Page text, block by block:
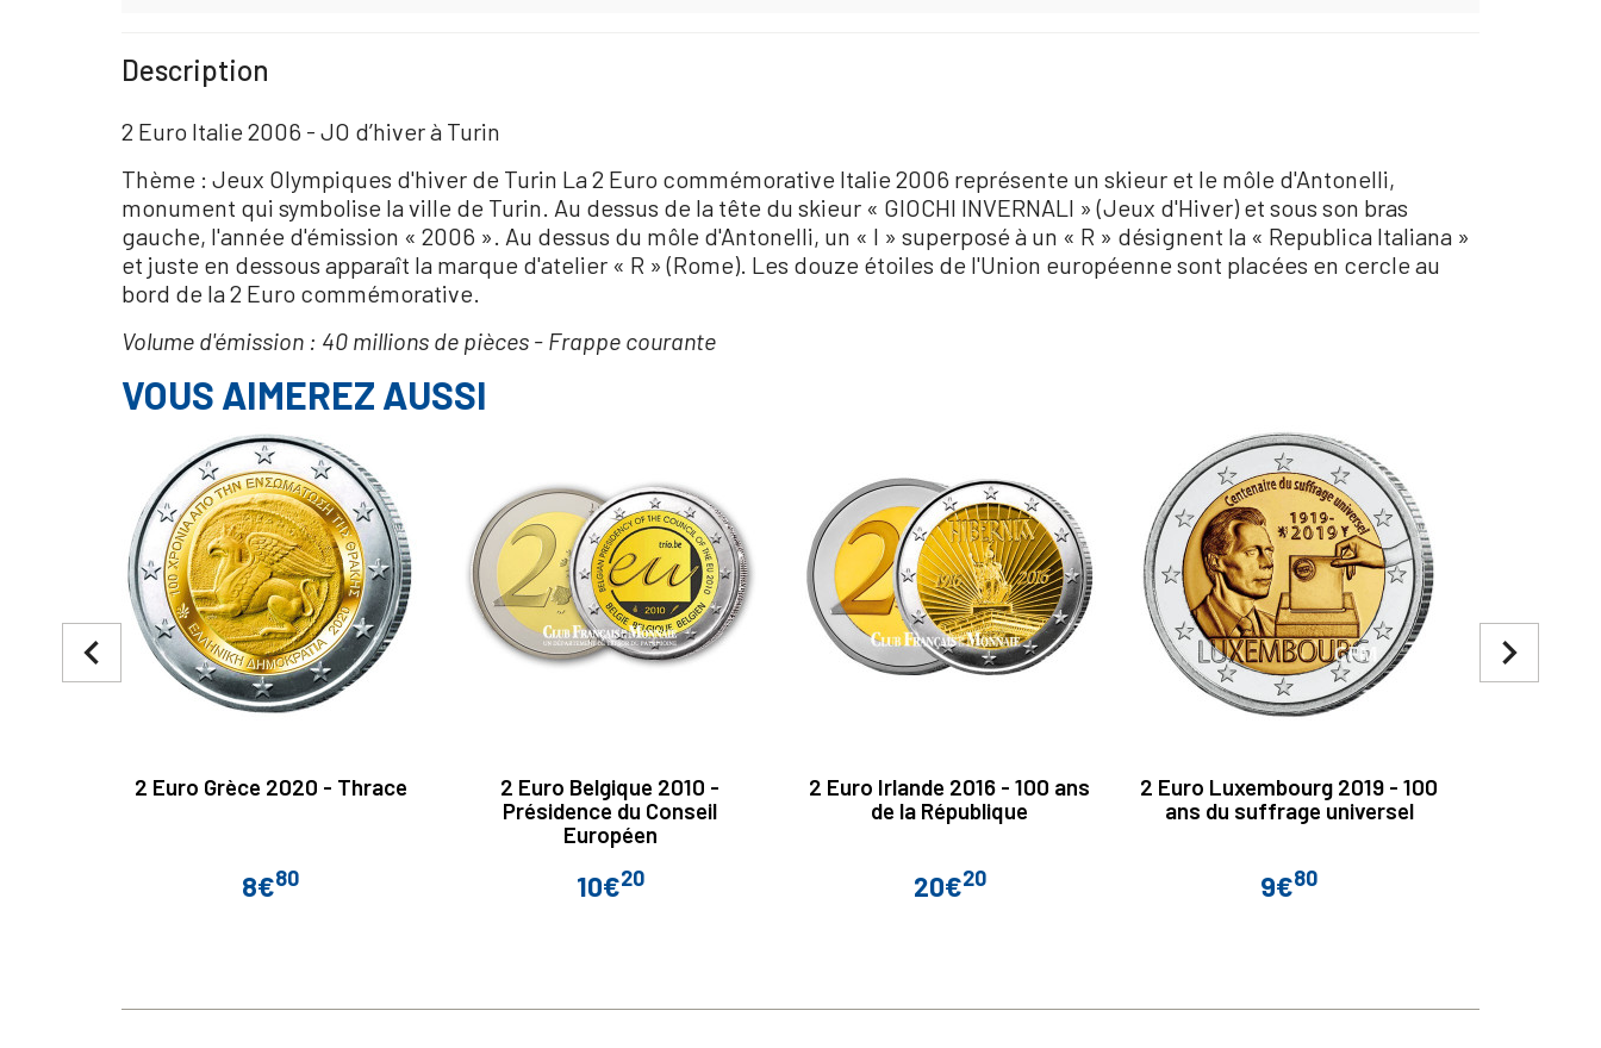
Description
2 Euro Italie 2006 - JO d’hiver à Turin
Thème : Jeux Olympiques d'hiver de Turin La 2 Euro commémorative Italie 2006 représente un skieur et le môle d'Antonelli,
monument qui symbolise la ville de Turin. Au dessus de la tête du skieur « GIOCHI INVERNALI » (Jeux d'Hiver) et sous son bras
gauche, l'année d'émission « 2006 ». Au dessus du môle d'Antonelli, un « I » superposé à un « R » désignent la « Republica Italiana »
et juste en dessous apparaît la marque d'atelier « R » (Rome). Les douze étoiles de l'Union européenne sont placées en cercle au
bord de la 2 Euro commémorative.
Volume d'émission : 40 millions de pièces - Frappe courante
VOUS AIMEREZ AUSSI
2 Euro Grèce 2020 - Thrace
Prix
8€80
2 Euro Belgique 2010 -
Présidence du Conseil
Européen
Prix
10€20
2 Euro Irlande 2016 - 100 ans
de la République
Prix
20€20
2 Euro Luxembourg 2019 - 100
ans du suffrage universel
Prix
9€80
navigate_next
navigate_before